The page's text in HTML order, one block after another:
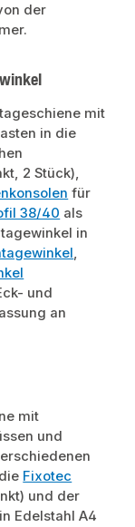
der
mit
in die
2 Stück),
für
38/40 als
in
,
und
an
mit
und
Fixotec
und der
in Edelstahl A4